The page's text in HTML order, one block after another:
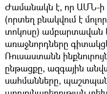
Ժամանակն է, որ ԱՄՆ-ի
(որտեղ բնակվում է
տոկոսը)
առաջնորդները
Ռուսաստանն
ընթացքը, ազգային
սահմանները,